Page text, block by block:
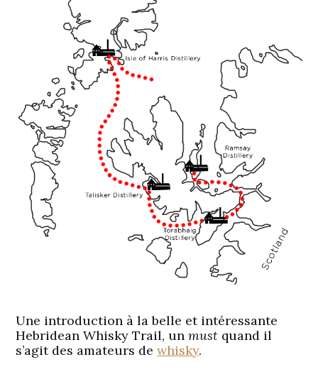
Une introduction à la belle et intéressante
Hebridean Whisky Trail, unmust quand il
s’agit des amateurs dewhisky.